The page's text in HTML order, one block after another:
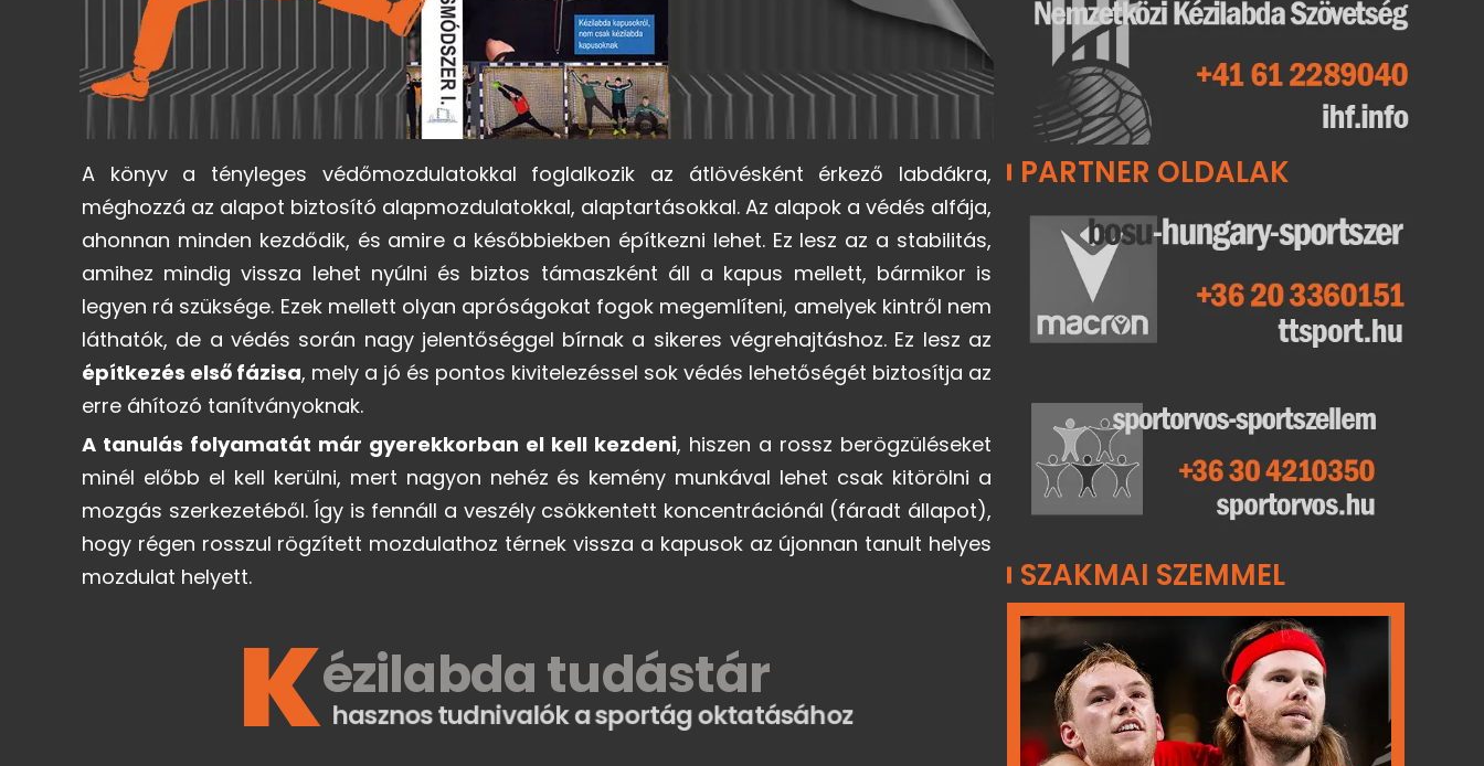
A könyv a tényleges védőmozdulatokkal foglalkozik az átlövésként érkező labdákra,
méghozzá az alapot biztosító alapmozdulatokkal, alaptartásokkal. Az alapok a védés alfája,
ahonnan minden kezdődik, és amire a későbbiekben építkezni lehet. Ez lesz az a stabilitás,
amihez mindig vissza lehet nyúlni és biztos támaszként áll a kapus mellett, bármikor is
legyen rá szüksége. Ezek mellett olyan apróságokat fogok megemlíteni, amelyek kintről nem
láthatók, de a védés során nagy jelentőséggel bírnak a sikeres végrehajtáshoz. Ez lesz az
építkezés első fázisa, mely a jó és pontos kivitelezéssel sok védés lehetőségét biztosítja az
erre áhítozó tanítványoknak.
A tanulás folyamatát már gyerekkorban el kell kezdeni, hiszen a rossz berögzüléseket
minél előbb el kell kerülni, mert nagyon nehéz és kemény munkával lehet csak kitörölni a
mozgás szerkezetéből. Így is fennáll a veszély csökkentett koncentrációnál (fáradt állapot),
hogy régen rosszul rögzített mozdulathoz térnek vissza a kapusok az újonnan tanult helyes
mozdulat helyett.
Kézilabda tudástár
hasznos tudnivalók a sportág oktatásához
PARTNER OLDALAK
SZAKMAI SZEMMEL